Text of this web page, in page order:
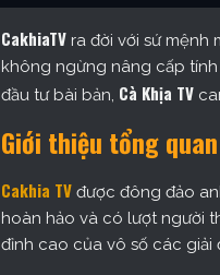
CakhiaTV ra đời với sứ mệnh
không ngừng nâng cấp
đầu tư bài bản, Cà Khịa TV
Giới thiệu tổng
Cakhia TV được đông đảo
hoàn hảo và có lượt người
đỉnh cao của vô số các giải